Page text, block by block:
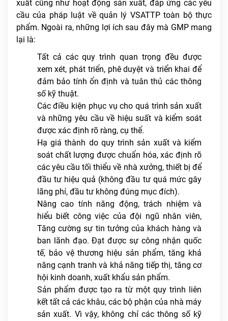
xuất cũng như hoạt động sản xuất, đáp ứng các yêu
cầu của pháp luật về quản lý VSATTP toàn bộ thực
phẩm. Ngoài ra, những lợi ích sau đây mà GMP mang
lại là:
Tất cả các quy trình quan trọng đều được
xem xét, phát triển, phê duyệt và triển khai để
đảm bảo tính ổn định và tuân thủ các thông
số kỹ thuật.
Các điều kiện phục vụ cho quá trình sản xuất
và những yêu cầu về hiệu suất và kiểm soát
được xác định rõ ràng, cụ thể.
Hạ giá thành do quy trình sản xuất và kiểm
soát chất lượng được chuẩn hóa, xác định rõ
các yêu cầu tối thiểu về nhà xưởng, thiết bị để
đầu tư hiệu quả (không đầu tư quá mức gây
lãng phí, đầu tư không đúng mục đích).
Nâng cao tính năng động, trách nhiệm và
hiểu biết công việc của đội ngũ nhân viên,
Tăng cường sự tin tưởng của khách hàng và
ban lãnh đạo. Đạt được sự công nhận quốc
tế, bảo vệ thương hiệu sản phẩm, tăng khả
năng cạnh tranh và khả năng tiếp thị, tăng cơ
hội kinh doanh, xuất khẩu sản phẩm.
Sản phẩm được tạo ra từ một quy trình liên
kết tất cả các khâu, các bộ phận của nhà máy
sản xuất. Vì vậy, không chỉ các thông số kỹ